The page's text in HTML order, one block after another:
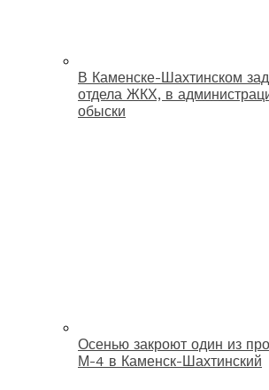
В Каменске-Шахтинском
отдела ЖКХ, в
обыски
Осенью закроют один из
М-4 в Каменск-Шахтинский